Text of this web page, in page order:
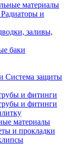
материалы
Радиаторы и
заливы,
баки
Система защиты
и фитинги
и фитинги
материалы
и прокладки